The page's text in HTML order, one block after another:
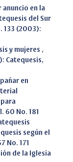
anuncio en la
del Sur
133 (2003):
y mujeres ,
Catequesis,
en
para
60 No. 181
según el
No. 171
de la Iglesia